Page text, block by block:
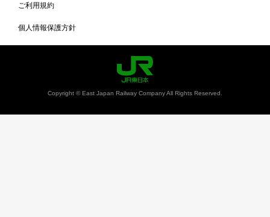
ご利用規約
個人情報保護方針
Copyright © East Japan Railway Company All Rights Reserved.